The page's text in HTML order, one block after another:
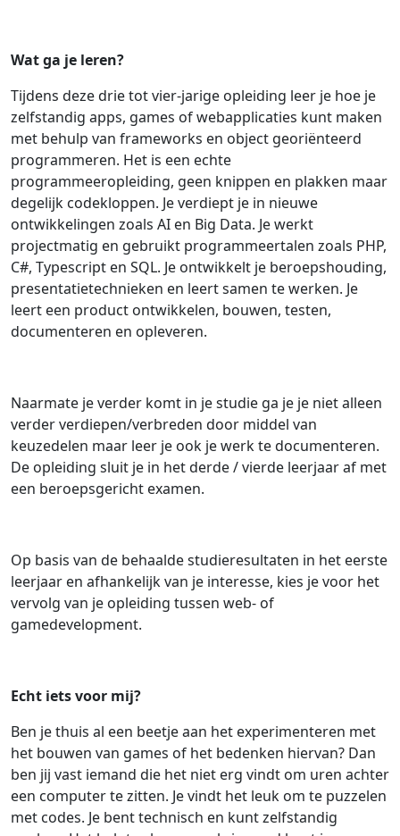
Wat ga je leren?
Tijdens deze drie tot vier-jarige opleiding leer je hoe je
zelfstandig apps, games of webapplicaties kunt maken
met behulp van frameworks en object georiënteerd
programmeren. Het is een echte
programmeeropleiding, geen knippen en plakken maar
degelijk codekloppen. Je verdiept je in nieuwe
ontwikkelingen zoals AI en Big Data. Je werkt
projectmatig en gebruikt programmeertalen zoals PHP,
C#, Typescript en SQL. Je ontwikkelt je beroepshouding,
presentatietechnieken en leert samen te werken. Je
leert een product ontwikkelen, bouwen, testen,
documenteren en opleveren.
Naarmate je verder komt in je studie ga je je niet alleen
verder verdiepen/verbreden door middel van
keuzedelen maar leer je ook je werk te documenteren.
De opleiding sluit je in het derde / vierde leerjaar af met
een beroepsgericht examen.
Op basis van de behaalde studieresultaten in het eerste
leerjaar en afhankelijk van je interesse, kies je voor het
vervolg van je opleiding tussen web- of
gamedevelopment.
Echt iets voor mij?
Ben je thuis al een beetje aan het experimenteren met
het bouwen van games of het bedenken hiervan? Dan
ben jij vast iemand die het niet erg vindt om uren achter
een computer te zitten. Je vindt het leuk om te puzzelen
met codes. Je bent technisch en kunt zelfstandig